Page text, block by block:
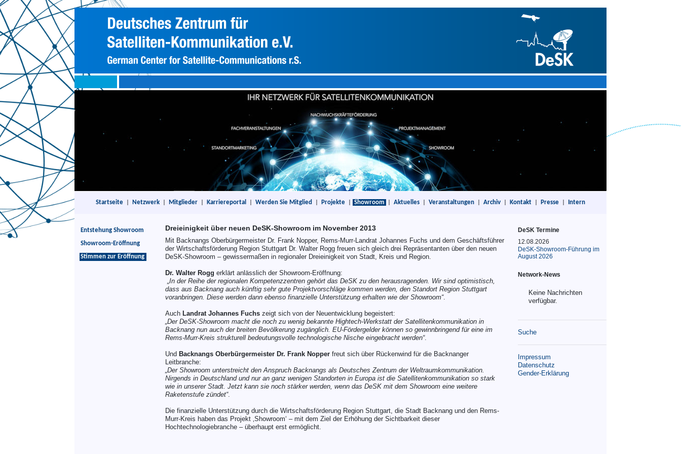
Startseite Netzwerk Mitglieder Karriereportal Werden Sie Mitglied Projekte Showroom Aktuelles Veranstaltungen Archiv Kontakt Presse Intern
Entstehung Showroom
Showroom-Eröffnung
Stimmen zur Eröffnung
Dreieinigkeit über neuen DeSK-Showroom im November 2013
Mit Backnangs Oberbürgermeister Dr. Frank Nopper, Rems-Murr-Landrat Johannes Fuchs und dem Geschäftsführer
der Wirtschaftsförderung Region Stuttgart Dr. Walter Rogg freuen sich gleich drei Repräsentanten über den neuen
DeSK-Showroom – gewissermaßen in regionaler Dreieinigkeit von Stadt, Kreis und Region.
Dr. Walter Rogg erklärt anlässlich der Showroom-Eröffnung:
„In der Reihe der regionalen Kompetenzzentren gehört das DeSK zu den herausragenden. Wir sind optimistisch,
dass aus Backnang auch künftig sehr gute Projektvorschläge kommen werden, den Standort Region Stuttgart
voranbringen. Diese werden dann ebenso finanzielle Unterstützung erhalten wie der Showroom“.
Auch Landrat Johannes Fuchs zeigt sich von der Neuentwicklung begeistert:
„Der DeSK-Showroom macht die noch zu wenig bekannte Hightech-Werkstatt der Satellitenkommunikation in
Backnang nun auch der breiten Bevölkerung zugänglich. EU-Fördergelder können so gewinnbringend für eine im
Rems-Murr-Kreis strukturell bedeutungsvolle technologische Nische eingebracht werden“.
Und Backnangs Oberbürgermeister Dr. Frank Nopper freut sich über Rückenwind für die Backnanger
Leitbranche:
„Der Showroom unterstreicht den Anspruch Backnangs als Deutsches Zentrum der Weltraumkommunikation.
Nirgends in Deutschland und nur an ganz wenigen Standorten in Europa ist die Satellitenkommunikation so stark
wie in unserer Stadt. Jetzt kann sie noch stärker werden, wenn das DeSK mit dem Showroom eine weitere
Raketenstufe zündet“.
Die finanzielle Unterstützung durch die Wirtschaftsförderung Region Stuttgart, die Stadt Backnang und den Rems-
Murr-Kreis haben das Projekt ‚Showroom‘ – mit dem Ziel der Erhöhung der Sichtbarkeit dieser
Hochtechnologiebranche – überhaupt erst ermöglicht.
DeSK Termine
12.08.2026
DeSK-Showroom-Führung im
August 2026
Network-News
Keine Nachrichten
verfügbar.
Suche
Impressum
Datenschutz
Gender-Erklärung